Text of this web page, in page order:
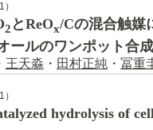
2 とReOx/Cの混合触媒
ールのワンポット合成
王天淼 ・ 田村正純 ・ 冨重
hydrolysis of